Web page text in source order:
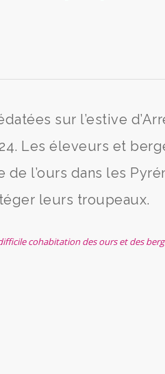
sur l’estive
Les éleveurs et
l’ours dans les
leurs troupeaux.
cohabitation des ours et des